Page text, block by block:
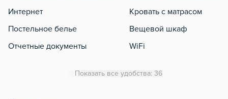
Интернет
Постельное белье
Отчетные документы
Кровать с матрасом
Вещевой шкаф
WiFi
Показать все удобства: 36